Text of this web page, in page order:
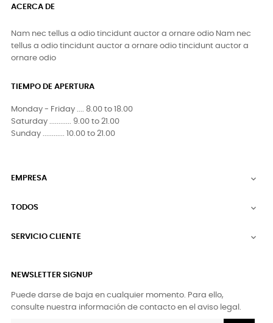
ACERCA DE
Nam nec tellus a odio tincidunt auctor a ornare odio Nam nec
tellus a odio tincidunt auctor a ornare odio tincidunt auctor a
ornare odio
TIEMPO DE APERTURA
Monday - Friday .... 8.00 to 18.00
Saturday ............ 9.00 to 21.00
Sunday ............ 10.00 to 21.00
EMPRESA 
TODOS 
SERVICIO CLIENTE 
NEWSLETTER SIGNUP
Puede darse de baja en cualquier momento. Para ello,
consulte nuestra información de contacto en el aviso legal.